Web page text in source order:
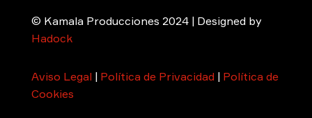
© Kamala Producciones 2024 | Designed by
Hadock
Aviso Legal | Política de Privacidad | Política de
Cookies